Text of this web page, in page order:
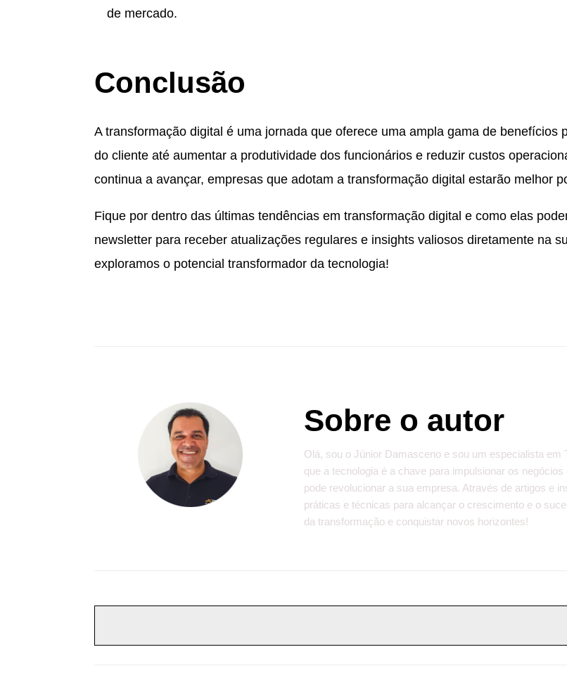
de mercado.
Conclusão
A transformação digital é uma jornada que oferece uma ampla gama de
do cliente até aumentar a produtividade dos funcionários e reduzir custos
continua a avançar, empresas que adotam a transformação digital estarão melhor
Fique por dentro das últimas tendências em transformação digital e como elas
newsletter para receber atualizações regulares e insights valiosos diretamente na
exploramos o potencial transformador da tecnologia!
Sobre o autor
Olá, sou o Júnior Damasceno e sou um especialista
que a tecnologia é a chave para impulsionar os
pode revolucionar a sua empresa. Através de artigos e
práticas e técnicas para alcançar o crescimento e o
da transformação e conquistar novos horizontes!